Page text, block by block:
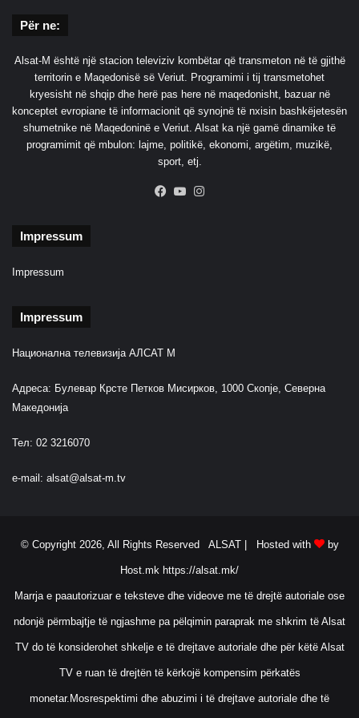
Për ne:
Alsat-M është një stacion televiziv kombëtar që transmeton në të gjithë
territorin e Maqedonisë së Veriut. Programimi i tij transmetohet
kryesisht në shqip dhe herë pas here në maqedonisht, bazuar në
konceptet evropiane të informacionit që synojnë të nxisin bashkëjetesën
shumetnike në Maqedoninë e Veriut. Alsat ka një gamë dinamike të
programimit që mbulon: lajme, politikë, ekonomi, argëtim, muzikë,
sport, etj.
Facebook
YouTube
Impressum
Impressum
Impressum
Национална телевизија АЛСАТ М
Адреса: Булевар Крсте Петков Мисирков, 1000 Скопје, Северна
Македонија
Тел: 02 3216070
e-mail: alsat@alsat-m.tv
© Copyright 2026, All Rights Reserved ALSAT | Hosted with by
Host.mk https://alsat.mk/
Marrja e paautorizuar e teksteve dhe videove me të drejtë autoriale ose
ndonjë përmbajtje të ngjashme pa pëlqimin paraprak me shkrim të Alsat
TV do të konsiderohet shkelje e të drejtave autoriale dhe për këtë Alsat
TV e ruan të drejtën të kërkojë kompensim përkatës
monetar.Mosrespektimi dhe abuzimi i të drejtave autoriale dhe të